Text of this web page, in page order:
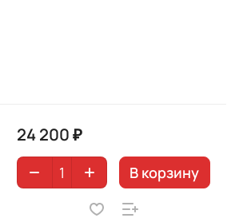
24 200 ₽
В корзину